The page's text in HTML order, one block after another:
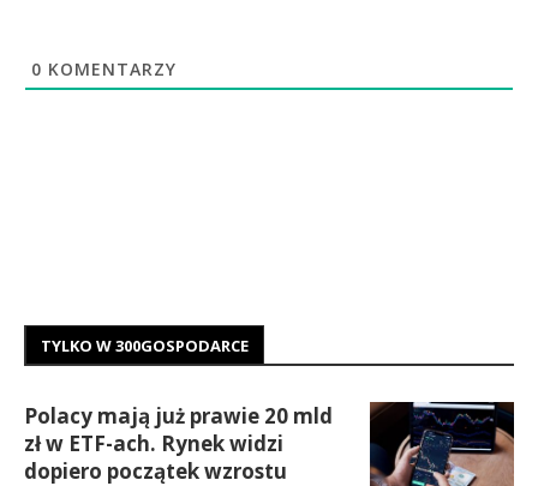
0 KOMENTARZY
TYLKO W 300GOSPODARCE
Polacy mają już prawie 20 mld
zł w ETF-ach. Rynek widzi
dopiero początek wzrostu